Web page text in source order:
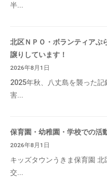
半...
北区ＮＰＯ・ボランティアぷ
譲りしています！
2026年8月1日
2025年秋、八丈島を襲った
害...
保育園・幼稚園・学校での活
2026年8月1日
キッズタウンうきま保育園
交...